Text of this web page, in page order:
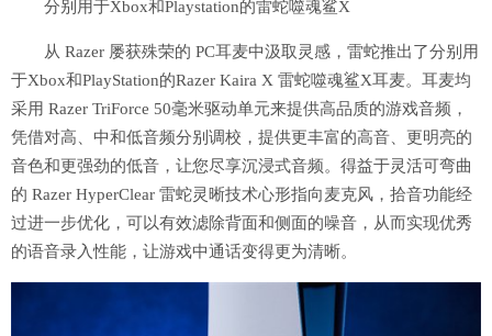
分别用于Xbox和Playstation的雷蛇噬魂鲨X
从 Razer 屡获殊荣的 PC耳麦中汲取灵感，雷蛇推出了分别用
于Xbox和PlayStation的Razer Kaira X 雷蛇噬魂鲨X耳麦。耳麦均
采用 Razer TriForce 50毫米驱动单元来提供高品质的游戏音频，
凭借对高、中和低音频分别调校，提供更丰富的高音、更明亮的
音色和更强劲的低音，让您尽享沉浸式音频。得益于灵活可弯曲
的 Razer HyperClear 雷蛇灵晰技术心形指向麦克风，拾音功能经
过进一步优化，可以有效滤除背面和侧面的噪音，从而实现优秀
的语音录入性能，让游戏中通话变得更为清晰。